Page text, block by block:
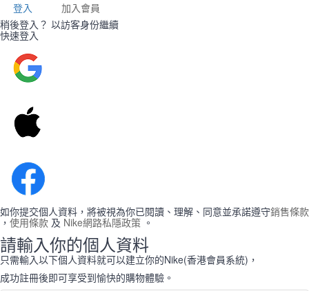
登入
加入會員
稍後登入？ 以訪客身份繼續
快速登入
如你提交個人資料，將被視為你已閱讀、理解、同意並承諾遵守銷售條款
， 使用條款 及 Nike網路私隱政策 。
請輸入你的個人資料
只需輸入以下個人資料就可以建立你的Nike(香港會員系統)，
成功註冊後即可享受到愉快的購物體驗。